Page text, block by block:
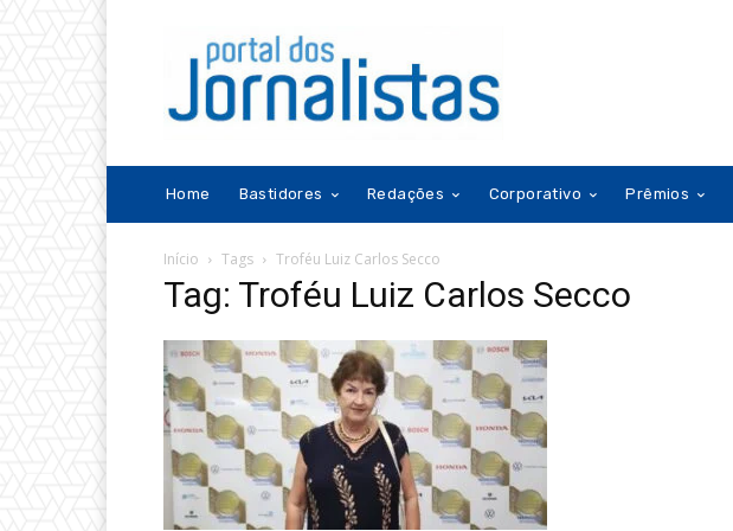
Home Bastidores Redações Corporativo Prêmios
Início Tags Troféu Luiz Carlos Secco
Tag: Troféu Luiz Carlos Secco